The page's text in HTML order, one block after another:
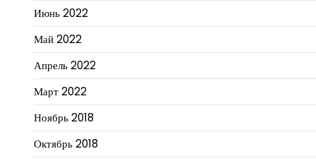
Июнь 2022
Май 2022
Апрель 2022
Март 2022
Ноябрь 2018
Октябрь 2018